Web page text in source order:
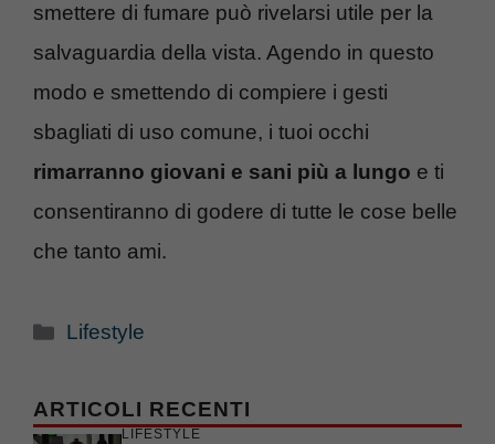
smettere di fumare può rivelarsi utile per la
salvaguardia della vista. Agendo in questo
modo e smettendo di compiere i gesti
sbagliati di uso comune, i tuoi occhi
rimarranno giovani e sani più a lungo e ti
consentiranno di godere di tutte le cose belle
che tanto ami.
Categorie
Lifestyle
ARTICOLI RECENTI
LIFESTYLE